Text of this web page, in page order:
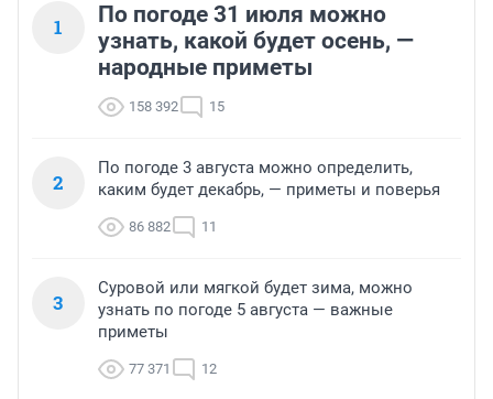
1
По погоде 31 июля можно
узнать, какой будет осень, —
народные приметы
158 392 15
2
По погоде 3 августа можно определить,
каким будет декабрь, — приметы и поверья
86 882 11
3
Суровой или мягкой будет зима, можно
узнать по погоде 5 августа — важные
приметы
77 371 12